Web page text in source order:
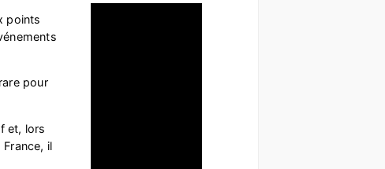
points
pour
et, lors
il